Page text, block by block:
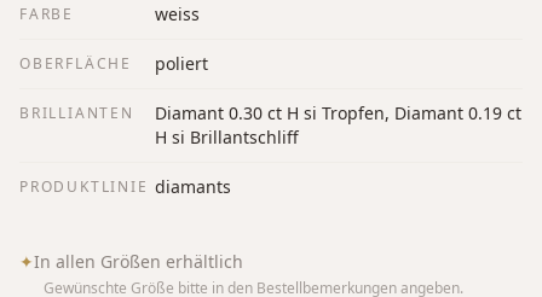
FARBE weiss
OBERFLÄCHE poliert
BRILLIANTEN
Diamant 0.30 ct H si Tropfen, Diamant 0.19 ct
H si Brillantschliff
PRODUKTLINIE diamants
✦In allen Größen erhältlich
Gewünschte Größe bitte in den Bestellbemerkungen angeben.